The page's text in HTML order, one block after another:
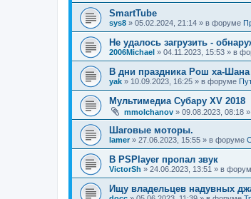
SmartTube
sys8 » 05.02.2024, 21:14 » в форуме
Не удалось загрузить -
2006Michael » 04.11.2023, 15:53 » в
В дни праздника Рош ха-Шана
yak » 10.09.2023, 16:25 » в форуме
Мультимедиа Субару XV 2018
mmolchanov » 09.08.2023, 08:18
Шаговые моторы.
lamer » 27.06.2023, 15:55 » в форуме
В PSPlayer пропал звук
VictorSh » 24.06.2023, 13:51 » в
Ищу владельцев надувных